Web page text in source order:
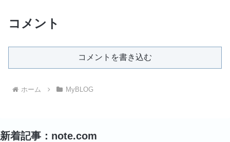
コメント
コメントを書き込む
ホーム MyBLOG
新着記事：note.com